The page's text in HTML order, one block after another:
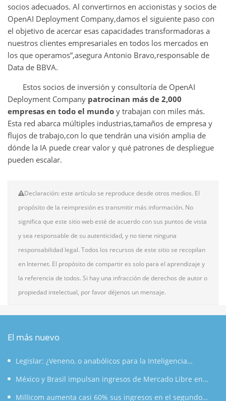
socios adecuados. Al convertirnos en accionistas y socios de
OpenAI Deployment Company,damos el siguiente paso con
el objetivo de acercar esas capacidades transformadoras a
nuestros clientes empresariales en todos los mercados en
los que operamos”,asegura Antonio Bravo,responsable de
Data de BBVA.
Estos socios de inversión y consultoría de OpenAI
Deployment Company patrocinan más de 2,000
empresas en todo el mundo y trabajan con miles más.
Esta red abarca múltiples industrias,tamaños de empresa y
flujos de trabajo,con lo que tendrán una visión amplia de
dónde la IA puede crear valor y qué patrones de despliegue
pueden escalar.
Declaración: este artículo se reproduce desde otros medios. El
propósito de la reimpresión es transmitir más información. No
significa que este sitio web esté de acuerdo con sus puntos de vista
y sea responsable de su autenticidad, y no tiene ninguna
responsabilidad legal. Todos los recursos de este sitio se recopilan
en Internet. El propósito de compartir es solo para el aprendizaje y
la referencia de todos. Si hay una infracción de derechos de autor o
propiedad intelectual, por favor déjenos un mensaje.
El más nuevo
Legislar: ¿Veneno, o anabólicos para la Inteligencia
Artificial?
México y Brasil impulsan ingresos de Mercado Libre en
segundo trimestre
Millicom aumenta casi 60% sus ingresos en el segundo